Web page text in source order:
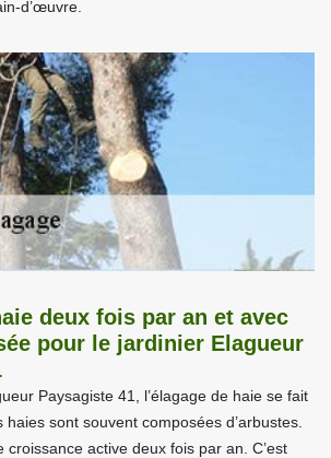
d’œuvre.
deux fois par an et avec
pour le jardinier Elagueur
Paysagiste 41, l’élagage de haie se fait
sont souvent composées d’arbustes.
croissance active deux fois par an. C’est